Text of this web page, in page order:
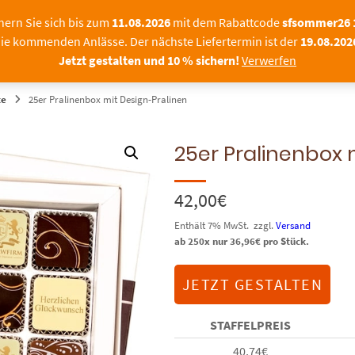
Sie sich bis zum 11.08.2026 mit dem Rabattcodesfsommer26
kommenden Anlässe. Der nächste Liefertermin ist der
Jetzt gestalten und 10 % sichern!Verwerfen
FOTOPRALINEN SCHOKOLADE MIT
25er Pralinenbox mit Design-Pralinen
25er Pralinenbox
42,00€
Enthält 7% MwSt. zzgl.Versand
ab 250x nur36,96€pro Stück.
JETZT GESTALTEN
STAFFELPREIS
40,74€